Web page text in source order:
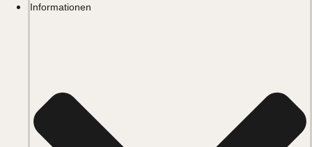
Informationen